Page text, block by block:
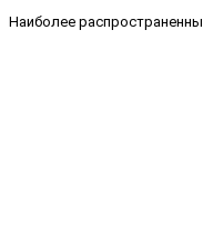
Наиболее